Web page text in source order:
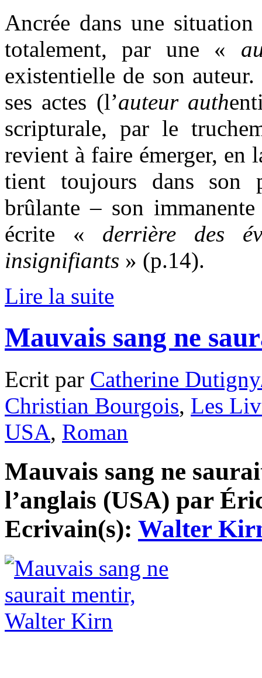
Ancrée dans une
totalement, par une «
existentielle de son
ses actes (l’auteur auth
scripturale, par le
revient à faire émerger, en
tient toujours dans son
brûlante – son
écrite « derrière des
insignifiants » (p.14).
Lire la suite
Mauvais sang ne
Ecrit par Catherine
Christian Bourgois, Les
USA, Roman
Mauvais sang ne
l’anglais (USA) par
Ecrivain(s): Walter